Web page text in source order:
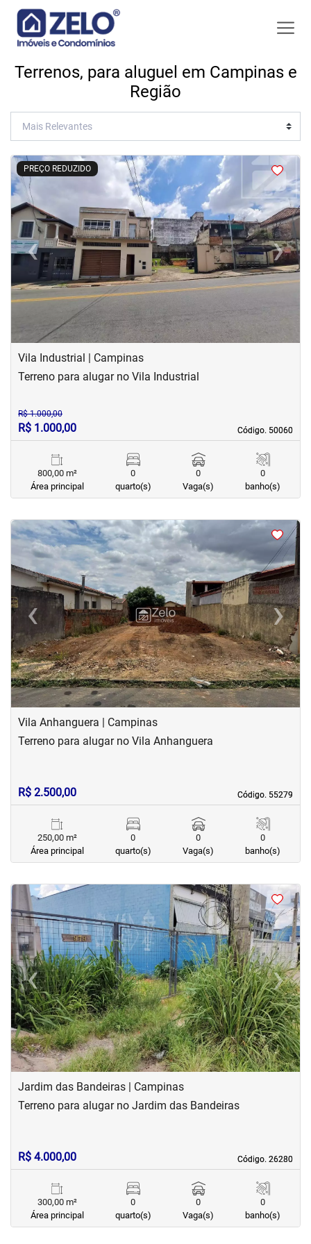
Terrenos, para aluguel em Campinas e
Região
PREÇO REDUZIDO
<<<
‹Previous ›Next
Vila Industrial | Campinas
Código. 50060
Código. 50060
Terreno para alugar no Vila Industrial
R$ 1.000,00
R$ 1.000,00
800,00 m²
Área principal
0
quarto(s)
0
Vaga(s)
0
banho(s)
<<<<
‹Previous ›Next
Vila Anhanguera | Campinas
Código. 55279
Código. 55279
Terreno para alugar no Vila Anhanguera
R$ 2.500,00
250,00 m²
Área principal
0
quarto(s)
0
Vaga(s)
0
banho(s)
< <<
‹Previous ›Next
Jardim das Bandeiras | Campinas
Código. 26280
Código. 26280
Terreno para alugar no Jardim das Bandeiras
R$ 4.000,00
300,00 m²
Área principal
0
quarto(s)
0
Vaga(s)
0
banho(s)